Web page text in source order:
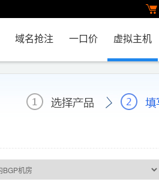
域名抢注 一口价 虚拟主机